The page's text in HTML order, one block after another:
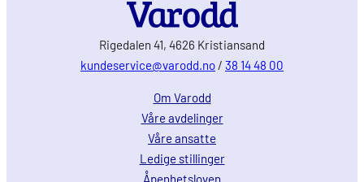
Rigedalen 41, 4626 Kristiansand
kundeservice@varodd.no / 38 14 48 00
Om Varodd
Våre avdelinger
Våre ansatte
Ledige stillinger
Åpenhetsloven